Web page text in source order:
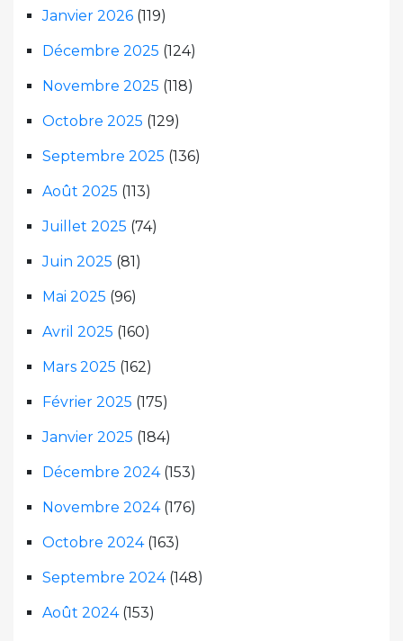
Janvier 2026 (119)
Décembre 2025 (124)
Novembre 2025 (118)
Octobre 2025 (129)
Septembre 2025 (136)
Août 2025 (113)
Juillet 2025 (74)
Juin 2025 (81)
Mai 2025 (96)
Avril 2025 (160)
Mars 2025 (162)
Février 2025 (175)
Janvier 2025 (184)
Décembre 2024(153)
Novembre 2024(176)
Octobre 2024(163)
Septembre 2024(148)
Août 2024(153)